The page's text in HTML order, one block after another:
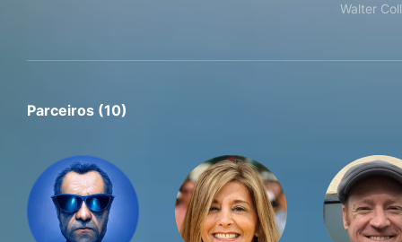
Walter
Parceiros (10)